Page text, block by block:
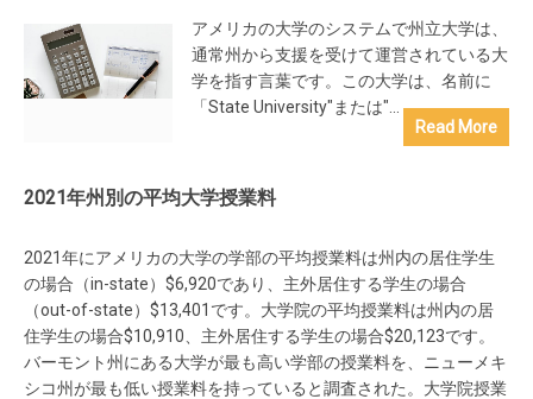
アメリカの大学のシステムで州立大学は、
通常州から支援を受けて運営されている大
学を指す言葉です。この大学は、名前に
「State University"または"...
Read More
2021年州別の平均大学授業料
2021年にアメリカの大学の学部の平均授業料は州内の居住学生
の場合（in-state）$6,920であり、主外居住する学生の場合
（out-of-state）$13,401です。大学院の平均授業料は州内の居
住学生の場合$10,910、主外居住する学生の場合$20,123です。
バーモント州にある大学が最も高い学部の授業料を、ニューメキ
シコ州が最も低い授業料を持っていると調査された。大学院授業